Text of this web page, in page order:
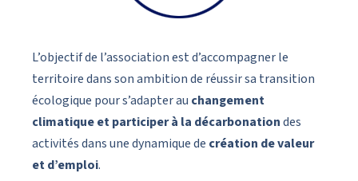
L’objectif de l’association est d’accompagner le
territoire dans son ambition de réussir sa transition
écologique pour s’adapter au changement
climatique et participer à la décarbonationdes
activités dans une dynamique de création de valeur
et d’emploi.